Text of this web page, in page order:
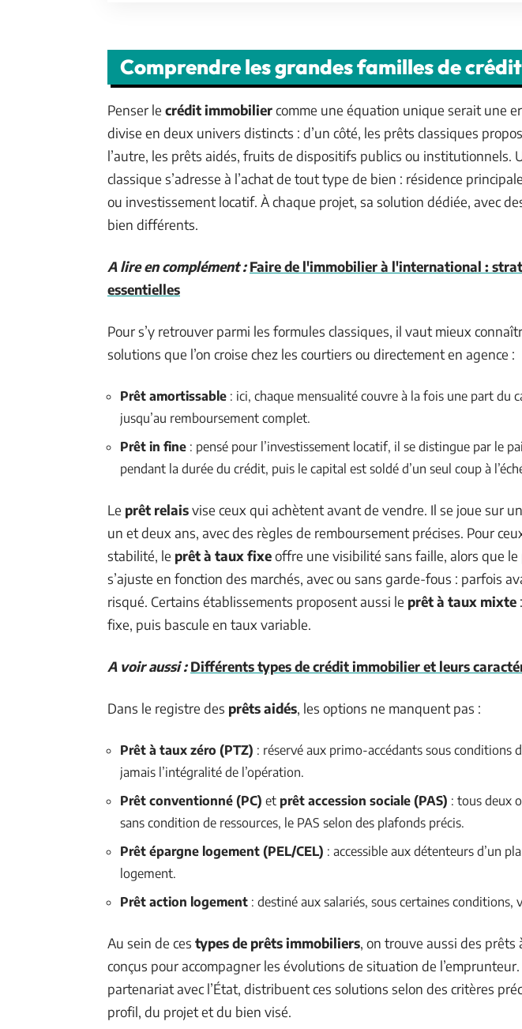
Comprendre les grandes familles de
Penser le crédit immobiliercomme une équation unique serait une
divise en deux univers distincts : d’un côté, les prêts classiques
l’autre, les prêts aidés, fruits de dispositifs publics ou institutionnels.
classique s’adresse à l’achat de tout type de bien : résidence
ou investissement locatif. À chaque projet, sa solution dédiée, avec
bien différents.
A lire en complément : Faire de l'immobilier à l'international :
essentielles
Pour s’y retrouver parmi les formules classiques, il vaut mieux
solutions que l’on croise chez les courtiers ou directement en agence :
Prêt amortissable : ici, chaque mensualité couvre à la fois une part du
jusqu’au remboursement complet.
Prêt in fine : pensé pour l’investissement locatif, il se distingue par le
pendant la durée du crédit, puis le capital est soldé d’un seul coup à
Le prêt relaisvise ceux qui achètent avant de vendre. Il se joue sur
un et deux ans, avec des règles de remboursement précises. Pour
stabilité, le prêt à taux fixeoffre une visibilité sans faille, alors que le
s’ajuste en fonction des marchés, avec ou sans garde-fous : parfois
risqué. Certains établissements proposent aussi le prêt à taux mixte
fixe, puis bascule en taux variable.
A voir aussi : Différents types de crédit immobilier et leurs
Dans le registre des prêts aidés, les options ne manquent pas :
Prêt à taux zéro (PTZ) : réservé aux primo-accédants sous conditions
jamais l’intégralité de l’opération.
Prêt conventionné (PC) et prêt accession sociale (PAS) : tous deux
sans condition de ressources, le PAS selon des plafonds précis.
Prêt épargne logement (PEL/CEL) : accessible aux détenteurs d’un
logement.
Prêt action logement : destiné aux salariés, sous certaines conditions,
Au sein de ces types de prêts immobiliers, on trouve aussi des prêts
conçus pour accompagner les évolutions de situation de
partenariat avec l’État, distribuent ces solutions selon des critères
profil, du projet et du bien visé.